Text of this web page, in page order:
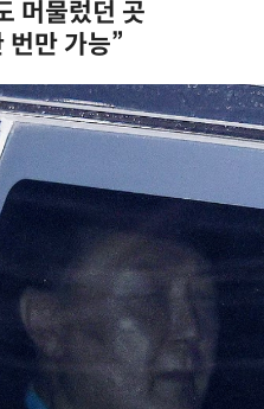
머물렀던 곳
번만 가능”